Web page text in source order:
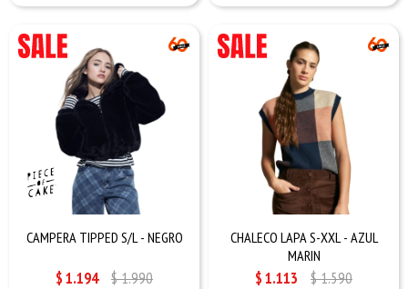
CAMPERA TIPPED S/L - NEGRO
$1.194 $1.990
CHALECO LAPA S-XXL - AZUL
MARIN
$1.113 $1.590